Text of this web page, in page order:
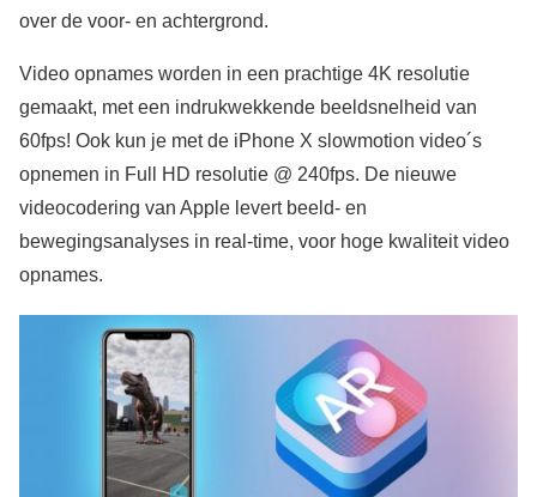
over de voor- en achtergrond.
Video opnames worden in een prachtige 4K resolutie
gemaakt, met een indrukwekkende beeldsnelheid van
60fps! Ook kun je met de iPhone X slowmotion video´s
opnemen in Full HD resolutie @ 240fps. De nieuwe
videocodering van Apple levert beeld- en
bewegingsanalyses in real-time, voor hoge kwaliteit video
opnames.